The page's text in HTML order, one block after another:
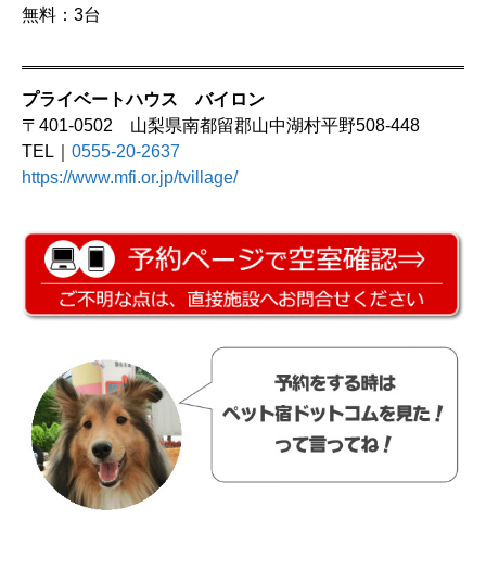
無料：3台
プライベートハウス バイロン
〒401-0502 山梨県南都留郡山中湖村平野508-448
TEL｜ 0555-20-2637
https://www.mfi.or.jp/tvillage/